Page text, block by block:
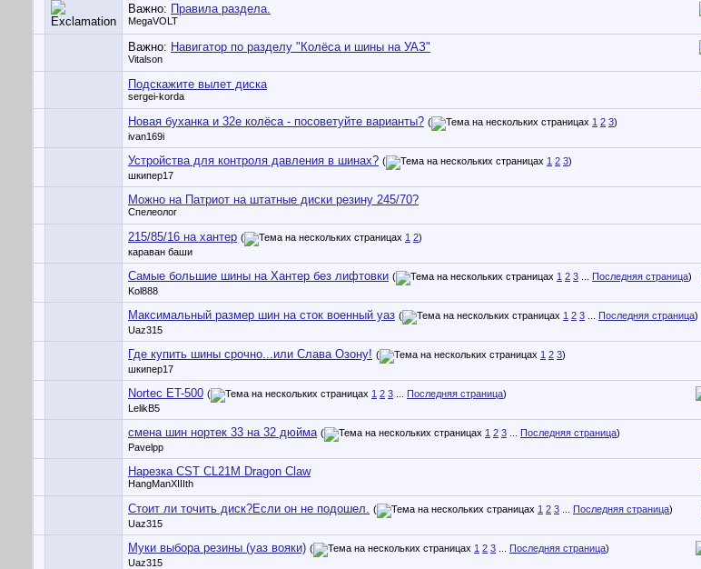
Важно: Правила раздела.
MegaVOLT
Важно: Навигатор по разделу "Колёса и шины на УАЗ"
Vitalson
Подскажите вылет диска
sergei-korda
Новая буханка и 32е колёса - посоветуйте варианты? ( 1 2 3)
ivan169i
Устройства для контроля давления в шинах? ( 1 2 3)
шкипер17
Можно на Патриот на штатные диски резину 245/70?
Спелеолог
215/85/16 на хантер ( 1 2)
караван баши
Самые большие шины на Хантер без лифтовки ( 1 2 3 Последняя страница)
Kol888
Максимальный размер шин на сток военный уаз ( 1 2 3 Последняя страница)
Uaz315
Где купить шины срочно...или Слава Озону! ( 1 2 3)
шкипер17
Nortec ET-500 ( 1 2 3 Последняя страница)
LelikB5
смена шин нортек 33 на 32 дюйма ( 1 2 3 Последняя страница)
Pavelpp
Нарезка CST CL21M Dragon Claw
HangManXIIIth
Стоит ли точить диск?Если он не подошел. ( 1 2 3 Последняя страница)
Uaz315
Муки выбора резины (уаз вояки) ( 1 2 3 Последняя страница)
Uaz315